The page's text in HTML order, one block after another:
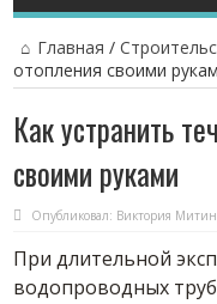
Главная /
отопления своими
Как устранить
своими руками
Опубликовал: Виктория
При длительной
водопроводных